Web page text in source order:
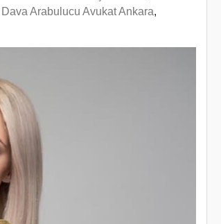
Arabulucu Avukat Ankara,